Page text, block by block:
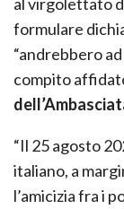
formulare
“andrebbero
compito
“Il 25 agosto
italiano, a
l’amicizia fra i